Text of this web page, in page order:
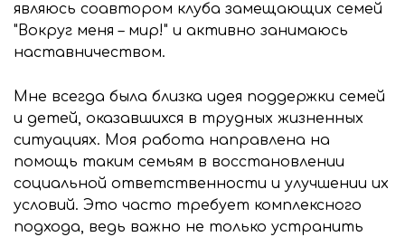
являюсь соавтором клуба замещающих семей
"Вокруг меня – мир!" и активно занимаюсь
наставничеством.
Мне всегда была близка идея поддержки семей
и детей, оказавшихся в трудных жизненных
ситуациях. Моя работа направлена на
помощь таким семьям в восстановлении
социальной ответственности и улучшении их
условий. Это часто требует комплексного
подхода, ведь важно не только устранить